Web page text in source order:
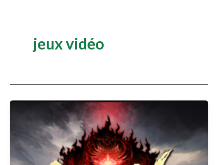
jeux vidéo